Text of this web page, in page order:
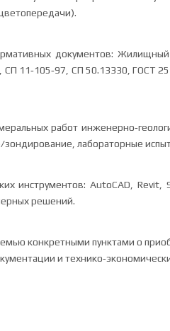
документов:
11‑105‑97, СП 50.13330, ГОСТ
работ
лабораторные
инструментов: AutoCAD,
решений.
конкретными пунктами о
и